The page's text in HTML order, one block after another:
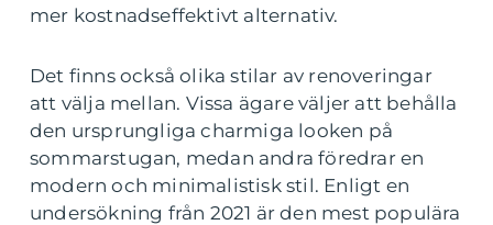
mer kostnadseffektivt alternativ.
Det finns också olika stilar av renoveringar
att välja mellan. Vissa ägare väljer att behålla
den ursprungliga charmiga looken på
sommarstugan, medan andra föredrar en
modern och minimalistisk stil. Enligt en
undersökning från 2021 är den mest populära